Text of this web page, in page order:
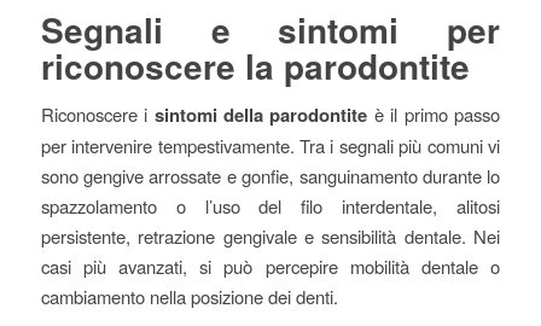
Segnali e sintomi per
riconoscere la parodontite
Riconoscere i sintomi della parodontite è il primo passo
per intervenire tempestivamente. Tra i segnali più comuni vi
sono gengive arrossate e gonfie, sanguinamento durante lo
spazzolamento o l’uso del filo interdentale, alitosi
persistente, retrazione gengivale e sensibilità dentale. Nei
casi più avanzati, si può percepire mobilità dentale o
cambiamento nella posizione dei denti.